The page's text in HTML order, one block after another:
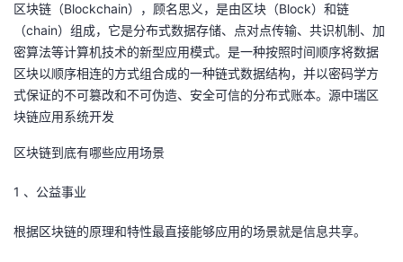
发
者
我
的
博
我
的
我
区块链（Blockchain），顾名思义，是由区块（Block）和链
（chain）组成，它是分布式数据存储、点对点传输、共识机制、加
密算法等计算机技术的新型应用模式。是一种按照时间顺序将数据
区块以顺序相连的方式组合成的一种链式数据结构，并以密码学方
式保证的不可篡改和不可伪造、安全可信的分布式账本。源中瑞区
块链应用系统开发
区块链到底有哪些应用场景
1 、公益事业
根据区块链的原理和特性最直接能够应用的场景就是信息共享。